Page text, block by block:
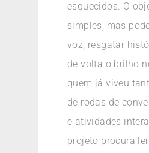
esquecidos. O
simples, mas
voz, resgatar
de volta o brilho
quem já viveu
de rodas de
e atividades
projeto procura